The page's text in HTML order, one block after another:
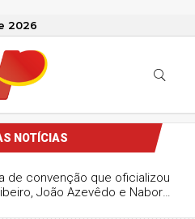
2026
NOTÍCIAS
de convenção que oficializou
João Azevêdo e Nabor